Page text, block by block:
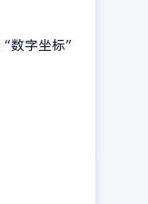
数字坐标”